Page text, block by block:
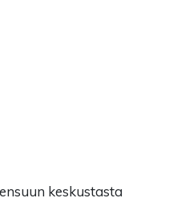
keskustasta